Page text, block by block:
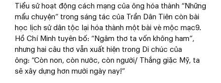
Tiểu sử hoạt động cách mạng của ông hóa thành “Những
mẩu chuyện” trong sáng tác của Trần Dân Tiên còn bài
học lịch sử dân tộc lại hóa thành một bài vè mộc mạc9.
Hồ Chí Minh tuyên bố: “Ngâm thơ ta vốn không ham”,
nhưng hai câu thơ vẫn xuất hiện trong Di chúc của
ông: “Còn non, còn nước, còn người/ Thắng giặc Mỹ, ta
sẽ xây dựng hơn mười ngày nay!”